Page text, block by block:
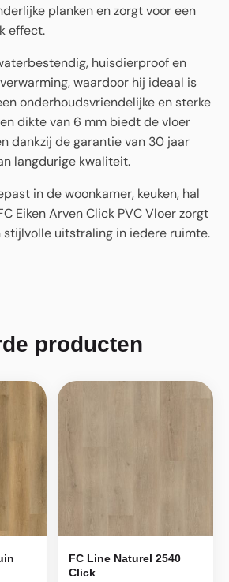
planken en zorgt voor een
effect.
huisdierproof en
waardoor hij ideaal is
onderhoudsvriendelijke en sterke
dikte van 6 mm biedt de vloer
dankzij de garantie van 30 jaar
langdurige kwaliteit.
in de woonkamer, keuken, hal
Eiken Arven Click PVC Vloer zorgt
stijlvolle uitstraling in iedere ruimte.
producten
FC Line Naturel 2540
Click